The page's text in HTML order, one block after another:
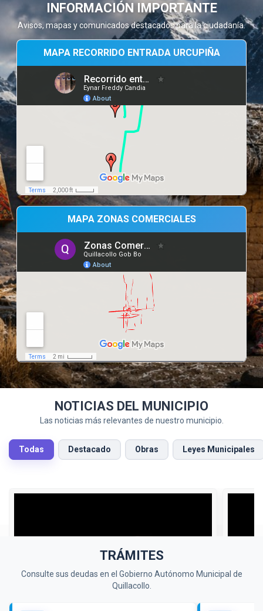
INFORMACIÓN IMPORTANTE
Avisos, mapas y comunicados destacados para la ciudadanía.
MAPA RECORRIDO ENTRADA URCUPIÑA
MAPA ZONAS COMERCIALES
NOTICIAS DEL MUNICIPIO
Las noticias más relevantes de nuestro municipio.
Todas Destacado Obras Leyes Municipales
TRÁMITES
Consulte sus deudas en el Gobierno Autónomo Municipal de
Quillacollo.